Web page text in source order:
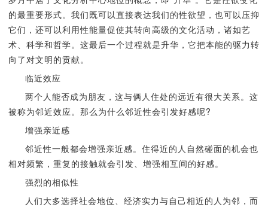
的最重要形式。我们既可以直接表达我们的性欲望，也可以压抑
它们，还可以利用性能量促使其转向高级的文化活动，诸如艺
术、科学和哲学。这最后一个过程就是升华，它把本能的驱力转
向了对文明的贡献。
临近效应
两个人能否成为朋友，这与俩人住处的远近有很大关系。这
被称为邻近效应。那么为什么邻近性会引发好感呢?
增强亲近感
邻近性一般都会增强亲近感。住得近的人自然碰面的机会也
相对频繁，重复的接触就会引发、增强相互间的好感。
强烈的相似性
人们大多选择社会地位、经济实力与自己相近的人为邻，而